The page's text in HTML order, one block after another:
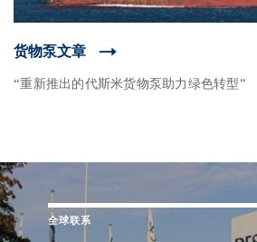
货物泵文章
“重新推出的代斯米货物泵助力绿色转型”
全球联系